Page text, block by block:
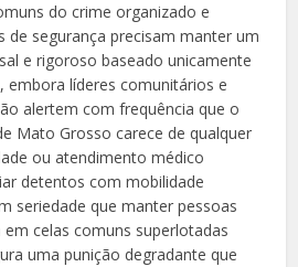
do crime organizado e
de segurança precisam manter um
e rigoroso baseado unicamente
embora líderes comunitários e
alertem com frequência que o
Mato Grosso carece de qualquer
ou atendimento médico
detentos com mobilidade
seriedade que manter pessoas
celas comuns superlotadas
uma punição degradante que